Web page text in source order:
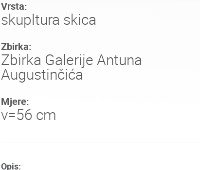
Vrsta:
skupltura skica
Zbirka:
Zbirka Galerije Antuna
Augustinčića
Mjere:
v=56 cm
Opis: